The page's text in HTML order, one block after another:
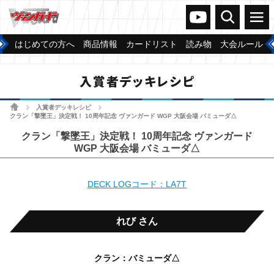
ヴァンガードch
検索 メニュー
はじめての方へ 商品情報 カードリスト 読み物 大会ルール
入賞者デッキレシピ
ホーム 入賞者デッキレシピ
クラン「撃墜王」決定戦！ 10周年記念 ヴァンガード WGP 大阪会場 バミューダ△
クラン「撃墜王」決定戦！ 10周年記念 ヴァンガード
WGP 大阪会場 バミューダ△
DECK LOGコード：LA7T
れび さん
クラン：バミューダ△